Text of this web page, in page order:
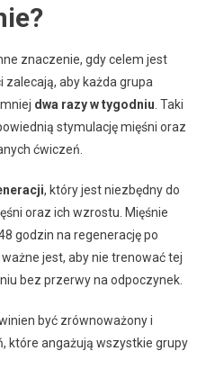
znaczenie, gdy celem jest
zalecają, aby każda grupa
dwa razy w tygodniu . Taki
stymulację mięśni oraz
ćwiczeń.
, który jest niezbędny do
oraz ich wzrostu. Mięśnie
godzin na regenerację po
jest, aby nie trenować tej
bez przerwy na odpoczynek.
być zrównoważony i
które angażują wszystkie grupy